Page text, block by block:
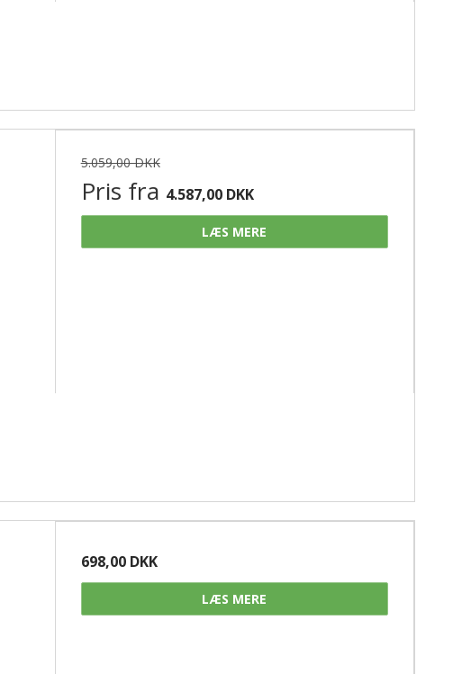
5.059,00 DKK
Pris fra 4.587,00 DKK
LÆS MERE
698,00 DKK
LÆS MERE